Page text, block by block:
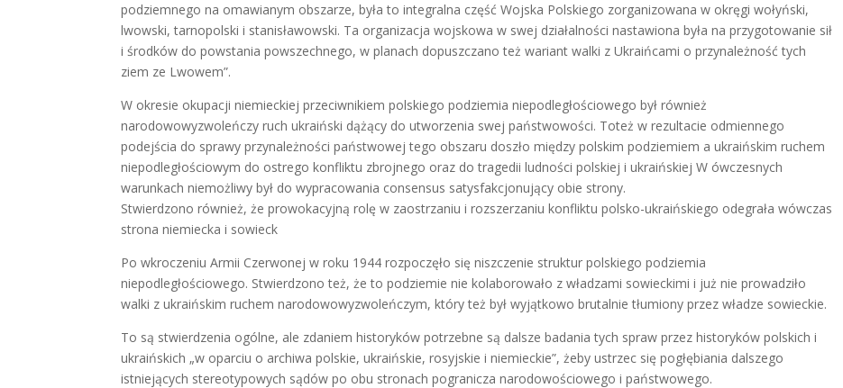
podziemnego na omawianym obszarze, była to integralna część Wojska Polskiego zorganizowana w okręgi wołyński,
lwowski, tarnopolski i stanisławowski. Ta organizacja wojskowa w swej działalności nastawiona była na przygotowanie sił
i środków do powstania powszechnego, w planach dopuszczano też wariant walki z Ukraińcami o przynależność tych
ziem ze Lwowem”.
W okresie okupacji niemieckiej przeciwnikiem polskiego podziemia niepodległościowego był również
narodowowyzwoleńczy ruch ukraiński dążący do utworzenia swej państwowości. Toteż w rezultacie odmiennego
podejścia do sprawy przynależności państwowej tego obszaru doszło między polskim podziemiem a ukraińskim ruchem
niepodległościowym do ostrego konfliktu zbrojnego oraz do tragedii ludności polskiej i ukraińskiej W ówczesnych
warunkach niemożliwy był do wypracowania consensus satysfakcjonujący obie strony.
Stwierdzono również, że prowokacyjną rolę w zaostrzaniu i rozszerzaniu konfliktu polsko-ukraińskiego odegrała wówczas
strona niemiecka i sowieck
Po wkroczeniu Armii Czerwonej w roku 1944 rozpoczęło się niszczenie struktur polskiego podziemia
niepodległościowego. Stwierdzono też, że to podziemie nie kolaborowało z władzami sowieckimi i już nie prowadziło
walki z ukraińskim ruchem narodowowyzwoleńczym, który też był wyjątkowo brutalnie tłumiony przez władze sowieckie.
To są stwierdzenia ogólne, ale zdaniem historyków potrzebne są dalsze badania tych spraw przez historyków polskich i
ukraińskich „w oparciu o archiwa polskie, ukraińskie, rosyjskie i niemieckie”, żeby ustrzec się pogłębiania dalszego
istniejących stereotypowych sądów po obu stronach pogranicza narodowościowego i państwowego.